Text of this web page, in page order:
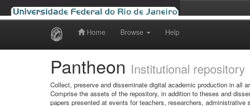
Home Browse Help
Pantheon Institutional repository
Collect, preserve and disseminate digital academic production in all
Comprise the assets of the repository, in addition to theses and
papers presented at events for teachers, researchers,